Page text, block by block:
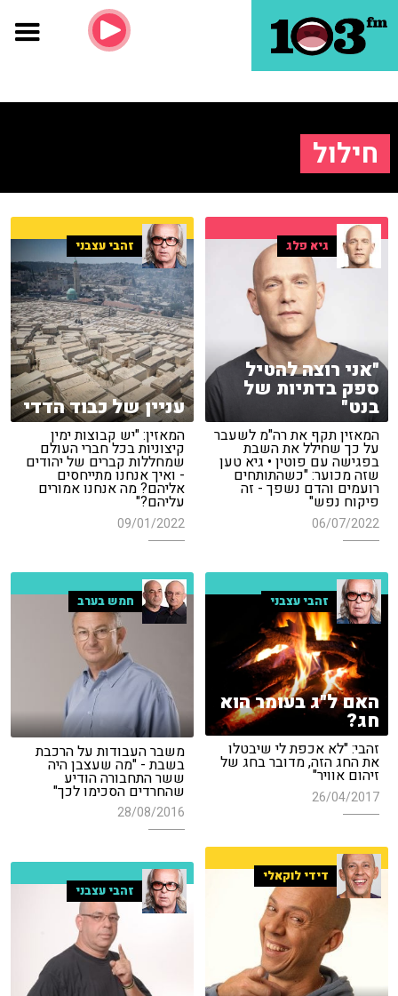
חילול
גיא פלג
"אני רוצה להטיל
ספק בדתיות של
בנט"
המאזין תקף את רה"מ לשעבר
על כך שחילל את השבת
בפגישה עם פוטין • גיא טען
שזה מכוער: "כשהתותחים
רועמים והדם נשפך - זה
פיקוח נפש"
06/07/2022
זהבי עצבני
עניין של כבוד הדדי
המאזין: "יש קבוצות ימין
קיצוניות בכל חברי העולם
שמחללות קברים של יהודים
- ואיך אנחנו מתייחסים
אליהם? מה אנחנו אמורים
עליהם?"
09/01/2022
זהבי עצבני
האם ל"ג בעומר הוא
חג?
זהבי: "לא אכפת לי שיבטלו
את החג הזה, מדובר בחג של
זיהום אוויר"
26/04/2017
חמש בערב
משבר העבודות על הרכבת
בשבת - "מה שעצבן היה
ששר התחבורה הודיע
שהחרדים הסכימו לכך"
28/08/2016
דידי לוקאלי
זהבי עצבני